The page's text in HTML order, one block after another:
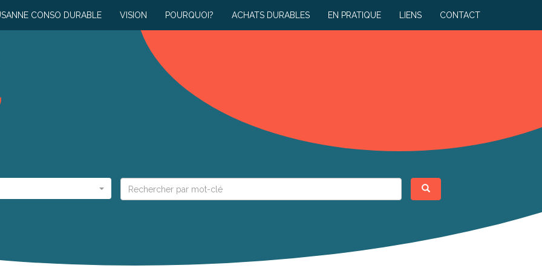
CONSO DURABLE VISION POURQUOI? ACHATS DURABLES EN PRATIQUE LIENS CONTACT
Rechercher